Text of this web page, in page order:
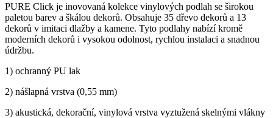
PURE Click je inovovaná kolekce vinylových podlah se širokou
paletou barev a škálou dekorů. Obsahuje 35 dřevo dekorů a 13
dekorů v imitaci dlažby a kamene. Tyto podlahy nabízí kromě
moderních dekorů i vysokou odolnost, rychlou instalaci a snadnou
údržbu.
1) ochranný PU lak
2) nášlapná vrstva (0,55 mm)
3) akustická, dekorační, vinylová vrstva vyztužená skelnými vlákny